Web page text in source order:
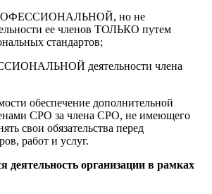
но не
ее членов ТОЛЬКО путем
стандартов;
деятельности члена
обеспечение дополнительной
СРО за члена СРО, не имеющего
свои обязательства перед
работ и услуг.
деятельность организации в рамках